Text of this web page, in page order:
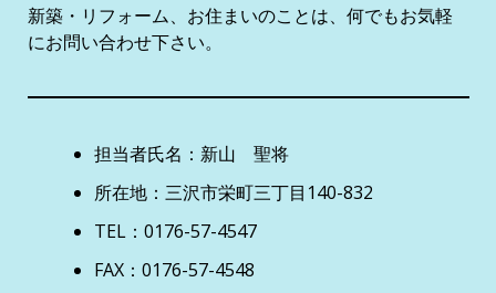
新築・リフォーム、お住まいのことは、何でもお気軽
にお問い合わせ下さい。
担当者氏名：新山 聖将
所在地：三沢市栄町三丁目140-832
TEL：0176-57-4547
FAX：0176-57-4548